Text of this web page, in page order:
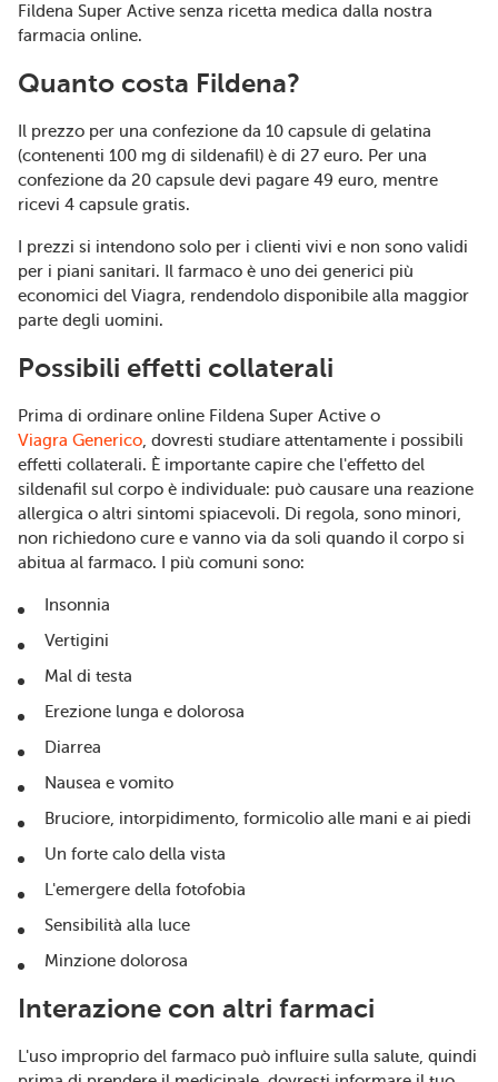
Fildena Super Active senza ricetta medica dalla nostra
farmacia online.
Quanto costa Fildena?
Il prezzo per una confezione da 10 capsule di gelatina
(contenenti 100 mg di sildenafil) è di 27 euro. Per una
confezione da 20 capsule devi pagare 49 euro, mentre
ricevi 4 capsule gratis.
I prezzi si intendono solo per i clienti vivi e non sono validi
per i piani sanitari. Il farmaco è uno dei generici più
economici del Viagra, rendendolo disponibile alla maggior
parte degli uomini.
Possibili effetti collaterali
Prima di ordinare online Fildena Super Active o
Viagra Generico , dovresti studiare attentamente i possibili
effetti collaterali. È importante capire che l'effetto del
sildenafil sul corpo è individuale: può causare una reazione
allergica o altri sintomi spiacevoli. Di regola, sono minori,
non richiedono cure e vanno via da soli quando il corpo si
abitua al farmaco. I più comuni sono:
Insonnia
Vertigini
Mal di testa
Erezione lunga e dolorosa
Diarrea
Nausea e vomito
Bruciore, intorpidimento, formicolio alle mani e ai piedi
Un forte calo della vista
L'emergere della fotofobia
Sensibilità alla luce
Minzione dolorosa
Interazione con altri farmaci
L'uso improprio del farmaco può influire sulla salute, quindi